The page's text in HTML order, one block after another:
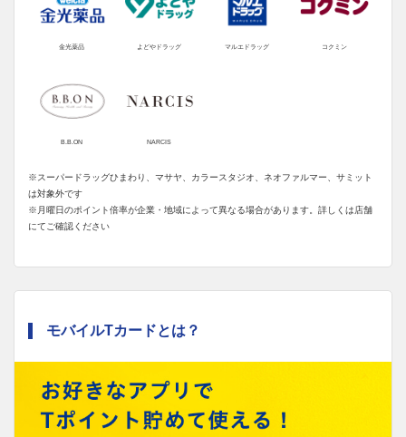
金光薬品 よどやドラッグ マルエドラッグ コクミン
B.B.ON NARCIS
※スーパードラッグひまわり、マサヤ、カラースタジオ、ネオファルマー、サミット
は対象外です
※月曜日のポイント倍率が企業・地域によって異なる場合があります。詳しくは店舗
にてご確認ください
モバイルTカードとは？